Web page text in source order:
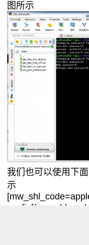
图所示
我们也可以使用下
示
config[/